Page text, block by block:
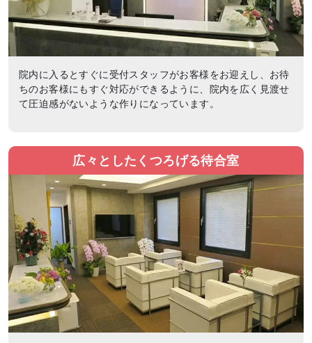
院内に入るとすぐに受付スタッフがお客様をお迎えし、お待
ちのお客様にもすぐ対応ができるように、院内を広く見渡せ
て圧迫感がないような作りになっています。
広々としたくつろげる待合室